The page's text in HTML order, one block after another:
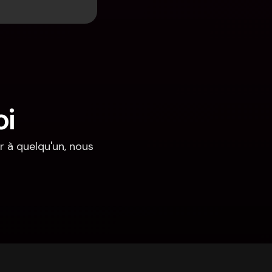
quelqu'un, nous